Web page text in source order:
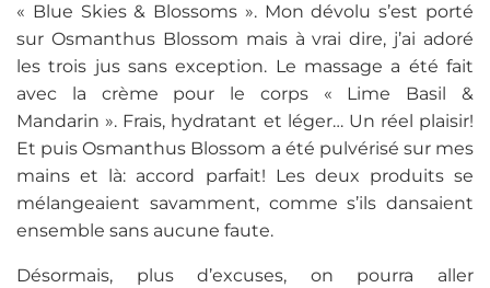
« Blue Skies & Blossoms ». Mon dévolu s’est porté
sur Osmanthus Blossom mais à vrai dire, j’ai adoré
les trois jus sans exception. Le massage a été fait
avec la crème pour le corps « Lime Basil &
Mandarin ». Frais, hydratant et léger… Un réel plaisir!
Et puis Osmanthus Blossom a été pulvérisé sur mes
mains et là: accord parfait! Les deux produits se
mélangeaient savamment, comme s’ils dansaient
ensemble sans aucune faute.
Désormais, plus d’excuses, on pourra aller